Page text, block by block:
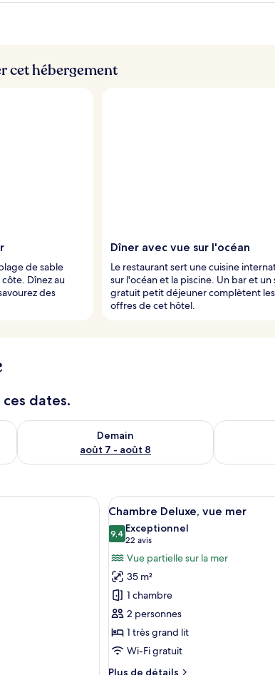
cet hébergement
de sable
Dînez au
des
Dîner avec vue sur l'océan
Le restaurant sert une cuisine
sur l'océan et la piscine. Un bar et
gratuit petit déjeuner complètent
offres de cet hôtel.
dates.
6 - août 7
Demain
août 7 - août 8
Vérifier la disponibilité pour demain août 7 - août 8
Vérifier la
forts dans les chambresAfficher
toutes
les
photos
pour
ce
type
de
chambre :
Chambre
Deluxe,
Une
14
Chambre Deluxe, vue mer
9,49,4 sur 10
Exceptionnel
22 avis
(22 avis)
Vue partielle sur la mer
35 m²
1 chambre
2 personnes
1 très grand lit
Wi-Fi gratuit
Plus de détails
Plus